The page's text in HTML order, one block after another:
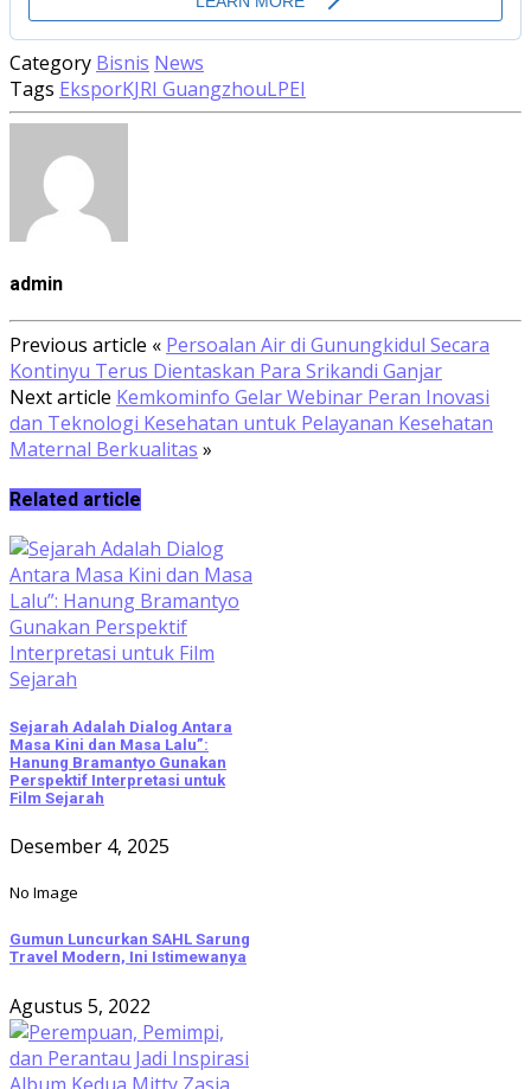
Category Bisnis News
Tags EksporKJRI GuangzhouLPEI
admin
Previous article « Persoalan Air di Gunungkidul Secara
Kontinyu Terus Dientaskan Para Srikandi Ganjar
Next article Kemkominfo Gelar Webinar Peran Inovasi
dan Teknologi Kesehatan untuk Pelayanan Kesehatan
Maternal Berkualitas »
Related article
Sejarah Adalah Dialog Antara
Masa Kini dan Masa Lalu”:
Hanung Bramantyo Gunakan
Perspektif Interpretasi untuk
Film Sejarah
Desember 4, 2025
No Image
Gumun Luncurkan SAHL Sarung
Travel Modern, Ini Istimewanya
Agustus 5, 2022